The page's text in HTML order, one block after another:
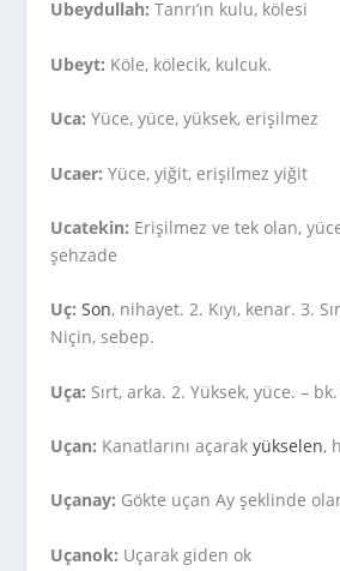
Ubeydullah: Tanrı’ın kulu, kölesi
Ubeyt: Köle, kölecik, kulcuk.
Uca: Yüce, yüce, yüksek, erişilmez
Ucaer: Yüce, yiğit, erişilmez yiğit
Ucatekin: Erişilmez ve tek olan,
şehzade
Uç: Son, nihayet. 2. Kıyı, kenar. 3.
Niçin, sebep.
Uça: Sırt, arka. 2. Yüksek, yüce. –
Uçan: Kanatlarını açarakyükselen,
Uçanay: Gökte uçan Ay şeklinde
Uçanok: Uçarak giden ok